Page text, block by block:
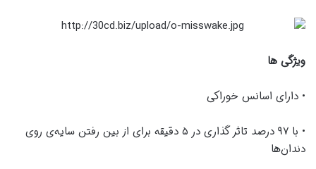
ویژگی ها
• دارای اسانس خوراکی
• با ۹۷ درصد تاثر گذاری در ۵ دقیقه برای از بین رفتن سایه‌ی روی
دندان‌ها